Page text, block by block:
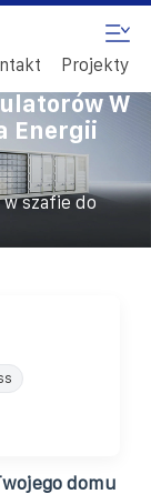
Projekty
W
Energii
w szafie do
domu